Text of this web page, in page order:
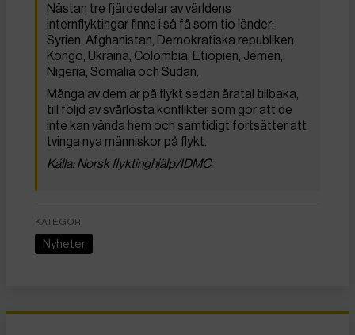
Nästan tre fjärdedelar av världens
internflyktingar finns i så få som tio länder:
Syrien, Afghanistan, Demokratiska republiken
Kongo, Ukraina, Colombia, Etiopien, Jemen,
Nigeria, Somalia och Sudan.
Många av dem är på flykt sedan åratal tillbaka,
till följd av svårlösta konflikter som gör att de
inte kan vända hem och samtidigt fortsätter att
tvinga nya människor på flykt.
Källa: Norsk flyktinghjälp/IDMC.
KATEGORI
Nyheter